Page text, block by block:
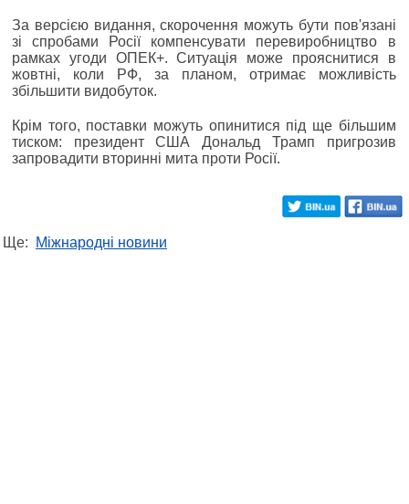
За версією видання, скорочення можуть бути пов'язані
зі спробами Росії компенсувати перевиробництво в
рамках угоди ОПЕК+. Ситуація може прояснитися в
жовтні, коли РФ, за планом, отримає можливість
збільшити видобуток.
Крім того, поставки можуть опинитися під ще більшим
тиском: президент США Дональд Трамп пригрозив
запровадити вторинні мита проти Росії.
Ще: Міжнародні новини